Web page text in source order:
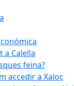
a Calella
feina?
accedir a Xaloc